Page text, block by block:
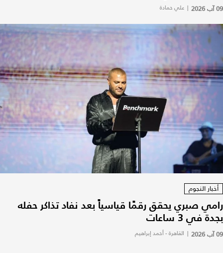
09 آب 2026 | علي حمادة
أخبار النجوم
رامي صبري يحقق رقمًا قياسياً بعد نفاد تذاكر حفله
بجدة في 3 ساعات
09 آب 2026 | القاهرة - أحمد إبراهيم